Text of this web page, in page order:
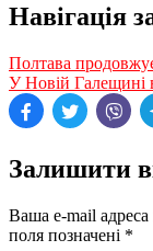
Навігація
Полтава
У Новій Галещині
Залишити
Ваша e-mail
поля позначені *